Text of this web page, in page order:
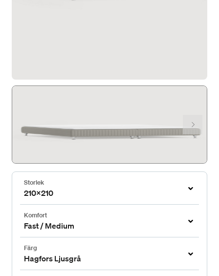
Storlek
210x210
Komfort
Fast / Medium
Färg
Hagfors Ljusgrå